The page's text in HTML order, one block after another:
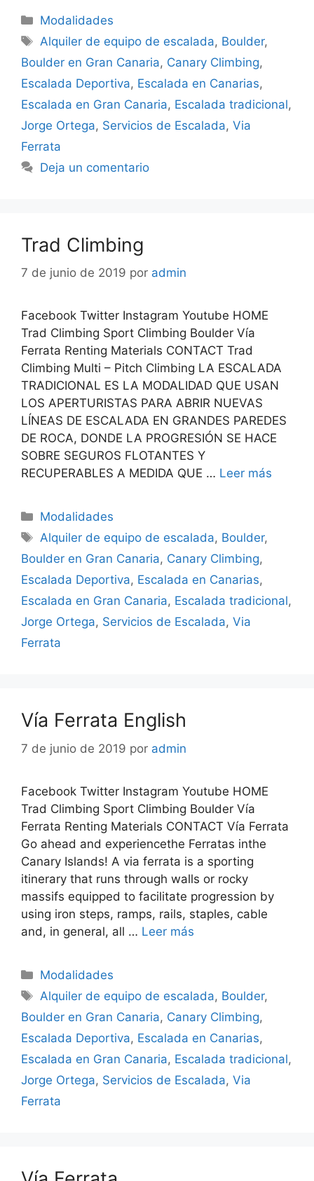
Modalidades
Alquiler de equipo de escalada, Boulder,
Boulder en Gran Canaria, Canary Climbing,
Escalada Deportiva, Escalada en Canarias,
Escalada en Gran Canaria, Escalada tradicional,
Jorge Ortega, Servicios de Escalada, Via
Ferrata
Deja un comentario
Trad Climbing
7 de junio de 2019 por admin
Facebook Twitter Instagram Youtube HOME
Trad Climbing Sport Climbing Boulder Vía
Ferrata Renting Materials CONTACT Trad
Climbing Multi – Pitch Climbing LA ESCALADA
TRADICIONAL ES LA MODALIDAD QUE USAN
LOS APERTURISTAS PARA ABRIR NUEVAS
LÍNEAS DE ESCALADA EN GRANDES PAREDES
DE ROCA, DONDE LA PROGRESIÓN SE HACE
SOBRE SEGUROS FLOTANTES Y
RECUPERABLES A MEDIDA QUE … Leer más
Modalidades
Alquiler de equipo de escalada, Boulder,
Boulder en Gran Canaria, Canary Climbing,
Escalada Deportiva, Escalada en Canarias,
Escalada en Gran Canaria, Escalada tradicional,
Jorge Ortega, Servicios de Escalada, Via
Ferrata
Vía Ferrata English
7 de junio de 2019 por admin
Facebook Twitter Instagram Youtube HOME
Trad Climbing Sport Climbing Boulder Vía
Ferrata Renting Materials CONTACT Vía Ferrata
Go ahead and experiencethe Ferratas inthe
Canary Islands! A via ferrata is a sporting
itinerary that runs through walls or rocky
massifs equipped to facilitate progression by
using iron steps, ramps, rails, staples, cable
and, in general, all … Leer más
Modalidades
Alquiler de equipo de escalada, Boulder,
Boulder en Gran Canaria, Canary Climbing,
Escalada Deportiva, Escalada en Canarias,
Escalada en Gran Canaria, Escalada tradicional,
Jorge Ortega, Servicios de Escalada, Via
Ferrata